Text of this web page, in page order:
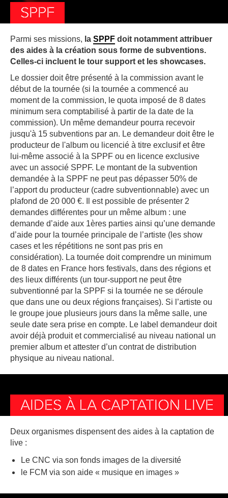
SPPF
Parmi ses missions, la SPPF doit notamment attribuer
des aides à la création sous forme de subventions.
Celles-ci incluent le tour support et les showcases.
Le dossier doit être présenté à la commission avant le
début de la tournée (si la tournée a commencé au
moment de la commission, le quota imposé de 8 dates
minimum sera comptabilisé à partir de la date de la
commission). Un même demandeur pourra recevoir
jusqu'à 15 subventions par an. Le demandeur doit être le
producteur de l'album ou licencié à titre exclusif et être
lui-même associé à la SPPF ou en licence exclusive
avec un associé SPPF. Le montant de la subvention
demandée à la SPPF ne peut pas dépasser 50% de
l’apport du producteur (cadre subventionnable) avec un
plafond de 20 000 €. Il est possible de présenter 2
demandes différentes pour un même album : une
demande d’aide aux 1ères parties ainsi qu’une demande
d’aide pour la tournée principale de l’artiste (les show
cases et les répétitions ne sont pas pris en
considération). La tournée doit comprendre un minimum
de 8 dates en France hors festivals, dans des régions et
des lieux différents (un tour-support ne peut être
subventionné par la SPPF si la tournée ne se déroule
que dans une ou deux régions françaises). Si l’artiste ou
le groupe joue plusieurs jours dans la même salle, une
seule date sera prise en compte. Le label demandeur doit
avoir déjà produit et commercialisé au niveau national un
premier album et attester d’un contrat de distribution
physique au niveau national.
AIDES À LA CAPTATION LIVE
Deux organismes dispensent des aides à la captation de
live :
Le CNC via son fonds images de la diversité
le FCM via son aide « musique en images »